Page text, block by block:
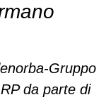
Gruppo
da parte di